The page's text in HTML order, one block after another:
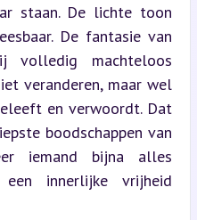
staan. De lichte toon
De fantasie van
volledig machteloos
veranderen, maar wel
en verwoordt. Dat
boodschappen van
iemand bijna alles
innerlijke vrijheid